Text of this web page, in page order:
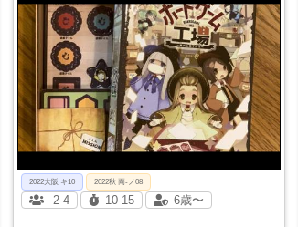
2022大阪 キ10 2022秋 両-ノ08
2-4 10-15 6歳〜